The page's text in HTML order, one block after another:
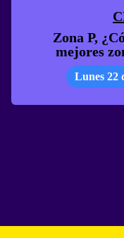
Zona P,
mejores
Lunes 22